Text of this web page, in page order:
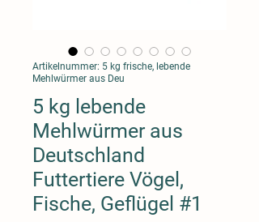
Artikelnummer: 5 kg frische, lebende
Mehlwürmer aus Deu
5 kg lebende
Mehlwürmer aus
Deutschland
Futtertiere Vögel,
Fische, Geflügel #1